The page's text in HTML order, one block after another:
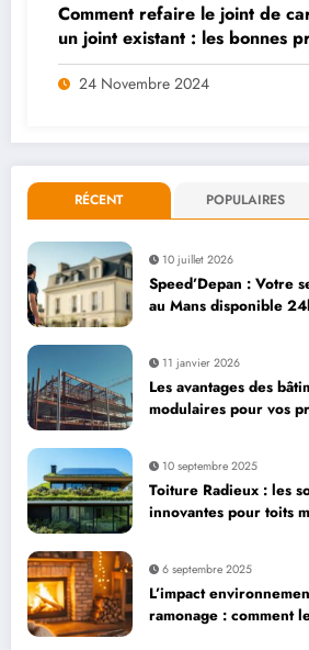
Comment refaire le joint de
un joint existant : les bonnes
suivire
24 Novembre 2024
RÉCENT POPULAIRES
10 juillet 2026
Speed’Depan : Votre
au Mans disponible
11 janvier 2026
Les avantages des
modulaires pour vos
10 septembre 2025
Toiture Radieux : les
innovantes pour toits
6 septembre 2025
L’impact
ramonage : comment